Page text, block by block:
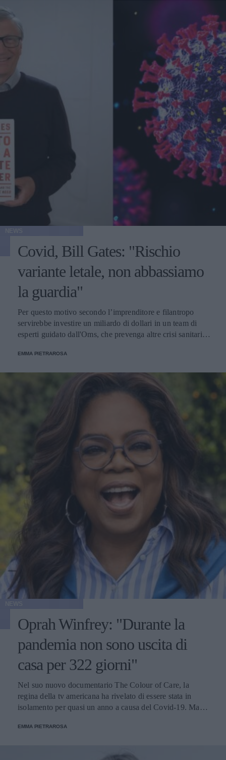
Covid, Bill Gates: "Rischio
variante letale, non abbassiamo
la guardia"
Per questo motivo secondo l’imprenditore e filantropo
servirebbe investire un miliardo di dollari in un team di
esperti guidato dall'Oms, che prevenga altre crisi sanitarie.
EMMA PIETRAROSA
Oprah Winfrey: "Durante la
pandemia non sono uscita di
casa per 322 giorni"
Nel suo nuovo documentario The Colour of Care, la
regina della tv americana ha rivelato di essere stata in
isolamento per quasi un anno a causa del Covid-19. Ma
EMMA PIETRAROSA